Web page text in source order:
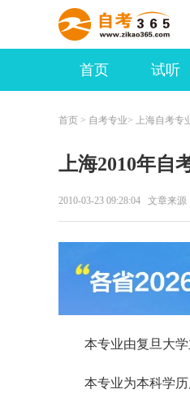
首页 试听
首页 > 自考专业> 上海自考专
上海2010年自
2010-03-23 09:28:04 文章来
本专业由复旦大学
本专业为本科学历